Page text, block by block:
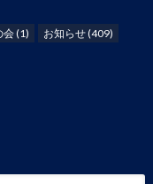
会(1) お知らせ(409)